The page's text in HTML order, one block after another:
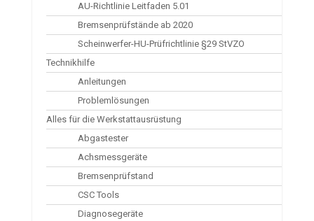
AU-Richtlinie Leitfaden 5.01
Bremsenprüfstände ab 2020
Scheinwerfer-HU-Prüfrichtlinie §29 StVZO
Technikhilfe
Anleitungen
Problemlösungen
Alles für die Werkstattausrüstung
Abgastester
Achsmessgeräte
Bremsenprüfstand
CSC Tools
Diagnosegeräte